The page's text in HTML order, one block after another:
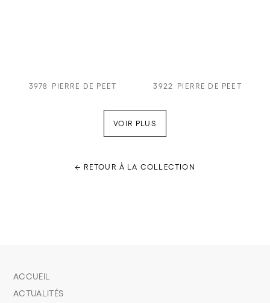
3978 PIERRE DE PEET 3922 PIERRE DE PEET
VOIR PLUS
← RETOUR À LA COLLECTION
ACCUEIL
ACTUALITÉS